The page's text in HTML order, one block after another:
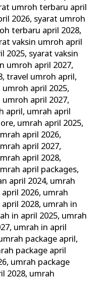
umroh terbaru april
2026, syarat umroh
terbaru april 2028,
vaksin umroh april
2025, syarat vaksin
umroh april 2027,
,travel umroh april,
umroh april 2025,
umroh april 2027,
april, umrah april
, umrah april 2025,
april 2026,
april 2027,
april 2028,
april packages,
april 2024, umrah
2026, umrah
2028, umrah in
in april 2025, umrah
, umrah in april
package april,
package april
, umrah package
2028, umrah